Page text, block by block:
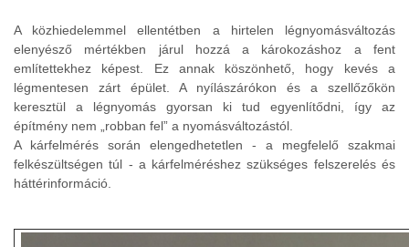
A közhiedelemmel ellentétben a hirtelen légnyomásváltozás
elenyésző mértékben járul hozzá a károkozáshoz a fent
említettekhez képest. Ez annak köszönhető, hogy kevés a
légmentesen zárt épület. A nyílászárókon és a szellőzőkön
keresztül a légnyomás gyorsan ki tud egyenlítődni, így az
építmény nem „robban fel” a nyomásváltozástól.
A kárfelmérés során elengedhetetlen - a megfelelő szakmai
felkészültségen túl - a kárfelméréshez szükséges felszerelés és
háttérinformáció.